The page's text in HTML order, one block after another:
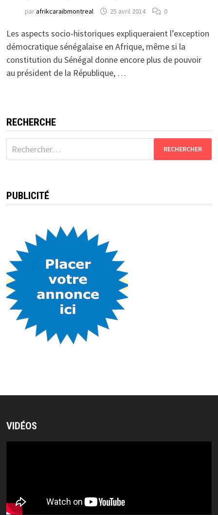
parafrikcaraibmontreal 25 avril 2014 0
Les aspects socio-historiques expliqueraient l’exception
démocratique sénégalaise en Afrique, même si la
constitution du Sénégal donne encore plus de pouvoir
au président de la République, …
RECHERCHE
Rechercher :
PUBLICITÉ
VIDÉOS